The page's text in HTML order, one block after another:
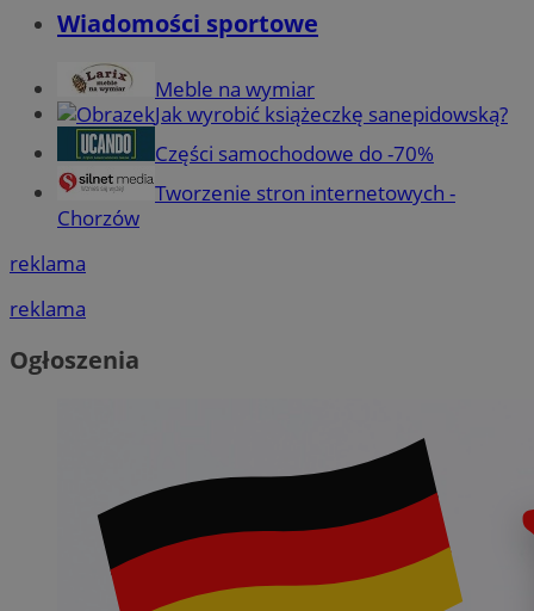
Wiadomości sportowe
Meble na wymiar
Jak wyrobić książeczkę sanepidowską?
Części samochodowe do -70%
Tworzenie stron internetowych -
Chorzów
reklama
reklama
Ogłoszenia